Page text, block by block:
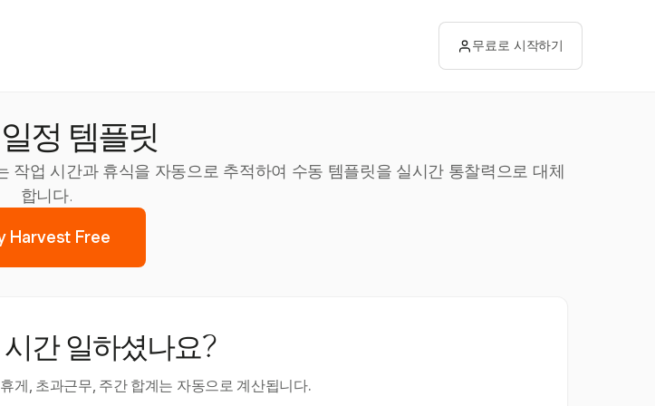
무료로 시작하기
정 템플릿
업 시간과 휴식을 자동으로 추적하여 수동 템플릿을 실시간 통찰력으로 대체
합니다.
Harvest Free
간 일하셨나요?
게, 초과근무, 주간 합계는 자동으로 계산됩니다.